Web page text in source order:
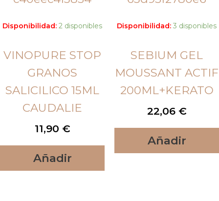
Disponibilidad: 2 disponibles
VINOPURE STOP
GRANOS
SALICILICO 15ML
CAUDALIE
11,90 €
Añadir
Disponibilidad: 3 disponibles
SEBIUM GEL
MOUSSANT ACTIF
200ML+KERATO
22,06 €
Añadir